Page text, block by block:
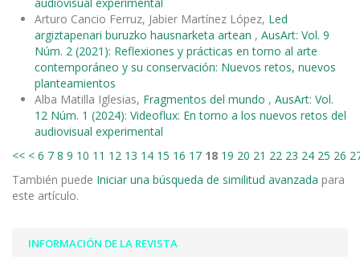
Arturo Cancio Ferruz, Jabier Martínez López, Led
argiztapenari buruzko hausnarketa artean , AusArt: Vol. 9
Núm. 2 (2021): Reflexiones y prácticas en torno al arte
contemporáneo y su conservación: Nuevos retos, nuevos
planteamientos
Alba Matilla Iglesias, Fragmentos del mundo , AusArt: Vol.
12 Núm. 1 (2024): Videoflux: En torno a los nuevos retos del
audiovisual experimental
<< < 6 7 8 9 10 11 12 13 14 15 16 17 18 19 20 21 22 23 24 25 26
También puede Iniciar una búsqueda de similitud avanzada para
este artículo.
INFORMACIÓN DE LA REVISTA